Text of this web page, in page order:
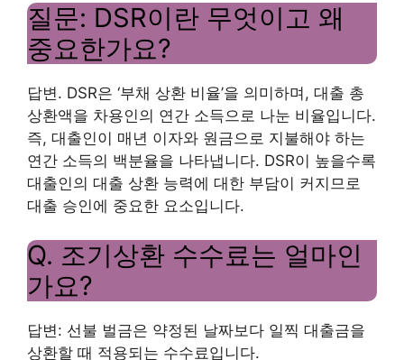
질문: DSR이란 무엇이고 왜
중요한가요?
답변. DSR은 ‘부채 상환 비율’을 의미하며, 대출 총
상환액을 차용인의 연간 소득으로 나눈 비율입니다.
즉, 대출인이 매년 이자와 원금으로 지불해야 하는
연간 소득의 백분율을 나타냅니다. DSR이 높을수록
대출인의 대출 상환 능력에 대한 부담이 커지므로
대출 승인에 중요한 요소입니다.
Q. 조기상환 수수료는 얼마인
가요?
답변: 선불 벌금은 약정된 날짜보다 일찍 대출금을
상환할 때 적용되는 수수료입니다.